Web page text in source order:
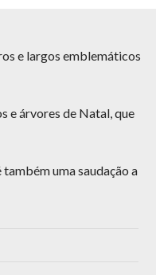
e largos emblemáticos
e árvores de Natal, que
uma saudação a